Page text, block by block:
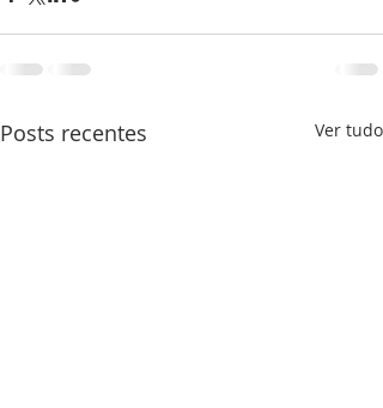
Posts recentes Ver tudo